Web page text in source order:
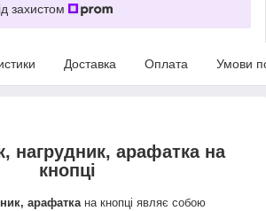
захистом
Доставка Оплата Умови
нагрудник, арафатка на
кнопці
арафаткана кнопці являє собою